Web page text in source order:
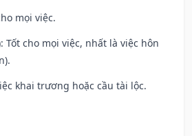
mọi việc.
Tốt cho mọi việc, nhất là việc hôn
khai trương hoặc cầu tài lộc.